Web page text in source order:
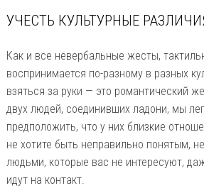
УЧЕСТЬ КУЛЬТУРНЫЕ
Как и все невербальные жесты,
воспринимается по-разному в разных
взяться за руки — это романтический
двух людей, соединивших ладони, мы
предположить, что у них близкие
не хотите быть неправильно понятым,
людьми, которые вас не интересуют,
идут на контакт.